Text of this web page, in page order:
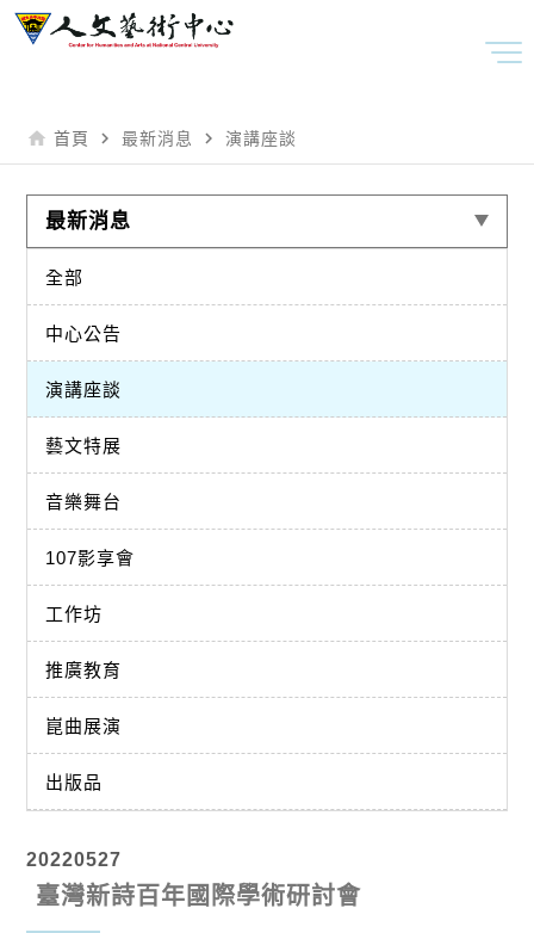
home 首頁 navigate_next 最新消息 navigate_next 演講座談
最新消息
全部
中心公告
演講座談
藝文特展
音樂舞台
107影享會
工作坊
推廣教育
崑曲展演
出版品
20220527
臺灣新詩百年國際學術研討會